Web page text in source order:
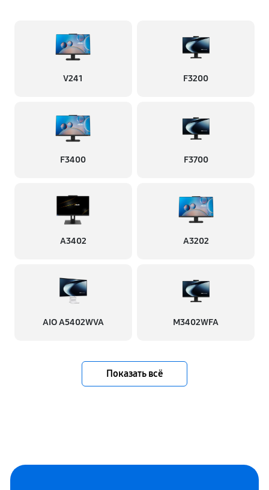
V241 F3200
F3400 F3700
A3402 A3202
AIO A5402WVA M3402WFA
Показать всё